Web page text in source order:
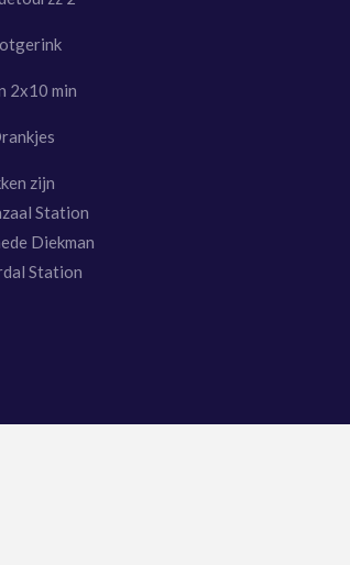
2x10 min
zijn
Station
Diekman
Station